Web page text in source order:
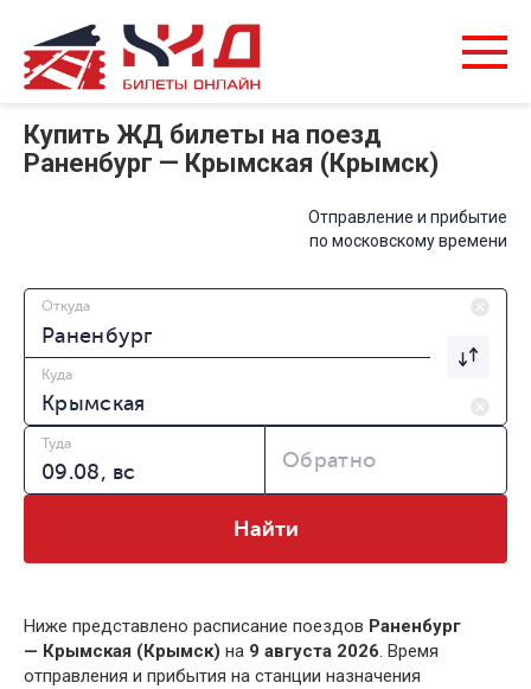
Купить ЖД билеты на поезд
Раненбург — Крымская (Крымск)
Отправление и прибытие
по московскому времени
Откуда
Куда
Туда
Обратно
Найти
Ниже представлено расписание поездов Раненбург
— Крымская (Крымск) на 9 августа 2026. Время
отправления и прибытия на станции назначения